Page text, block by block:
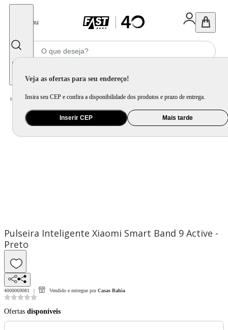
Menu
Veja as ofertas para seu endereço!
Insira seu CEP e confira a disponibilidade dos produtos e prazo de entrega.
Inserir CEP Mais tarde
Home Celular Tablet e Smartwatch / Smartband e Pulseira
Pulseira Inteligente Xiaomi Smart Band 9 Active -
Preto
4000069081 Vendido e entregue por Casas Bahia
Ofertas disponíveis